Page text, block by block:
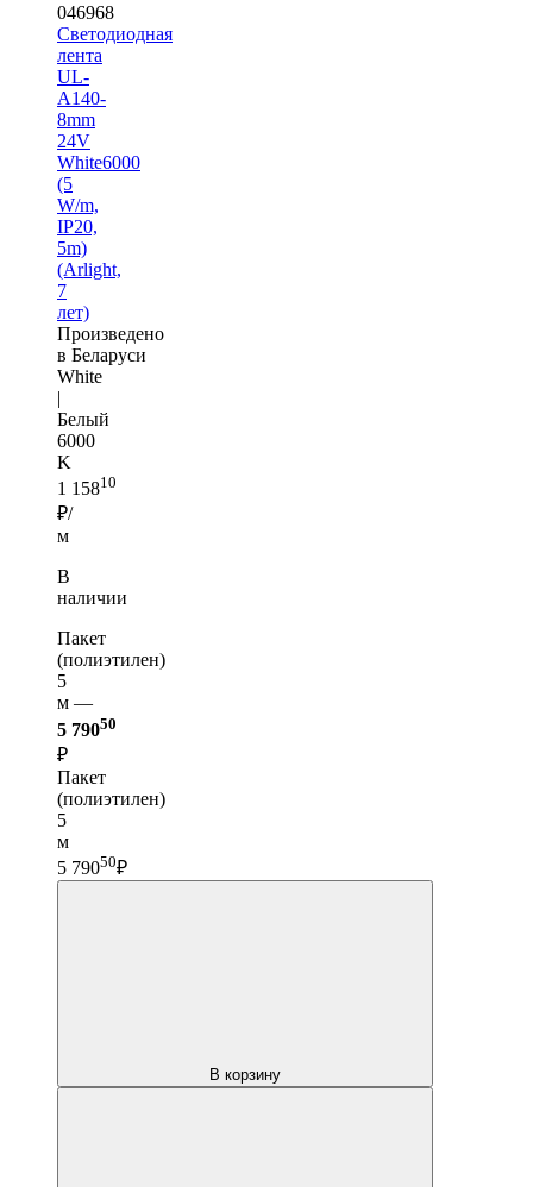
046968
Светодиодная
лента
UL-
A140-
8mm
24V
White6000
(5
W/m,
IP20,
5m)
(Arlight,
7
лет)
Произведено
в Беларуси
White
|
Белый
6000
K
1 15810
₽/
м
В
наличии
Пакет
(полиэтилен)
5
м —
5 79050
₽
Пакет
(полиэтилен)
5
м
5 79050₽
В корзину